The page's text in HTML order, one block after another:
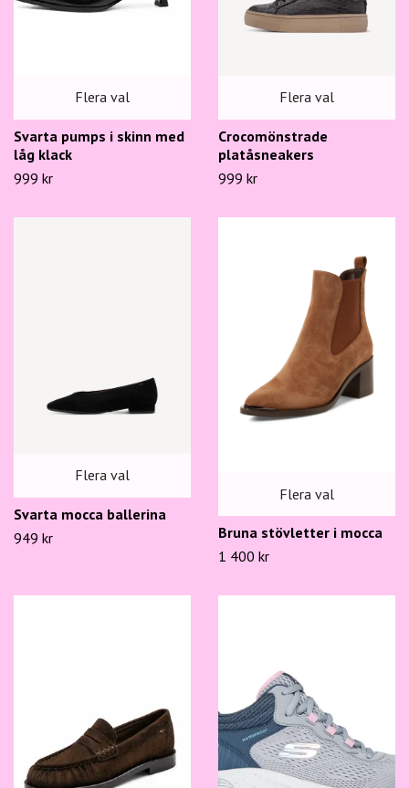
Flera val
Svarta pumps i skinn med
låg klack
999 kr
Flera val
Crocomönstrade
platåsneakers
999 kr
Flera val
Svarta mocca ballerina
949 kr
Flera val
Bruna stövletter i mocca
1 400 kr